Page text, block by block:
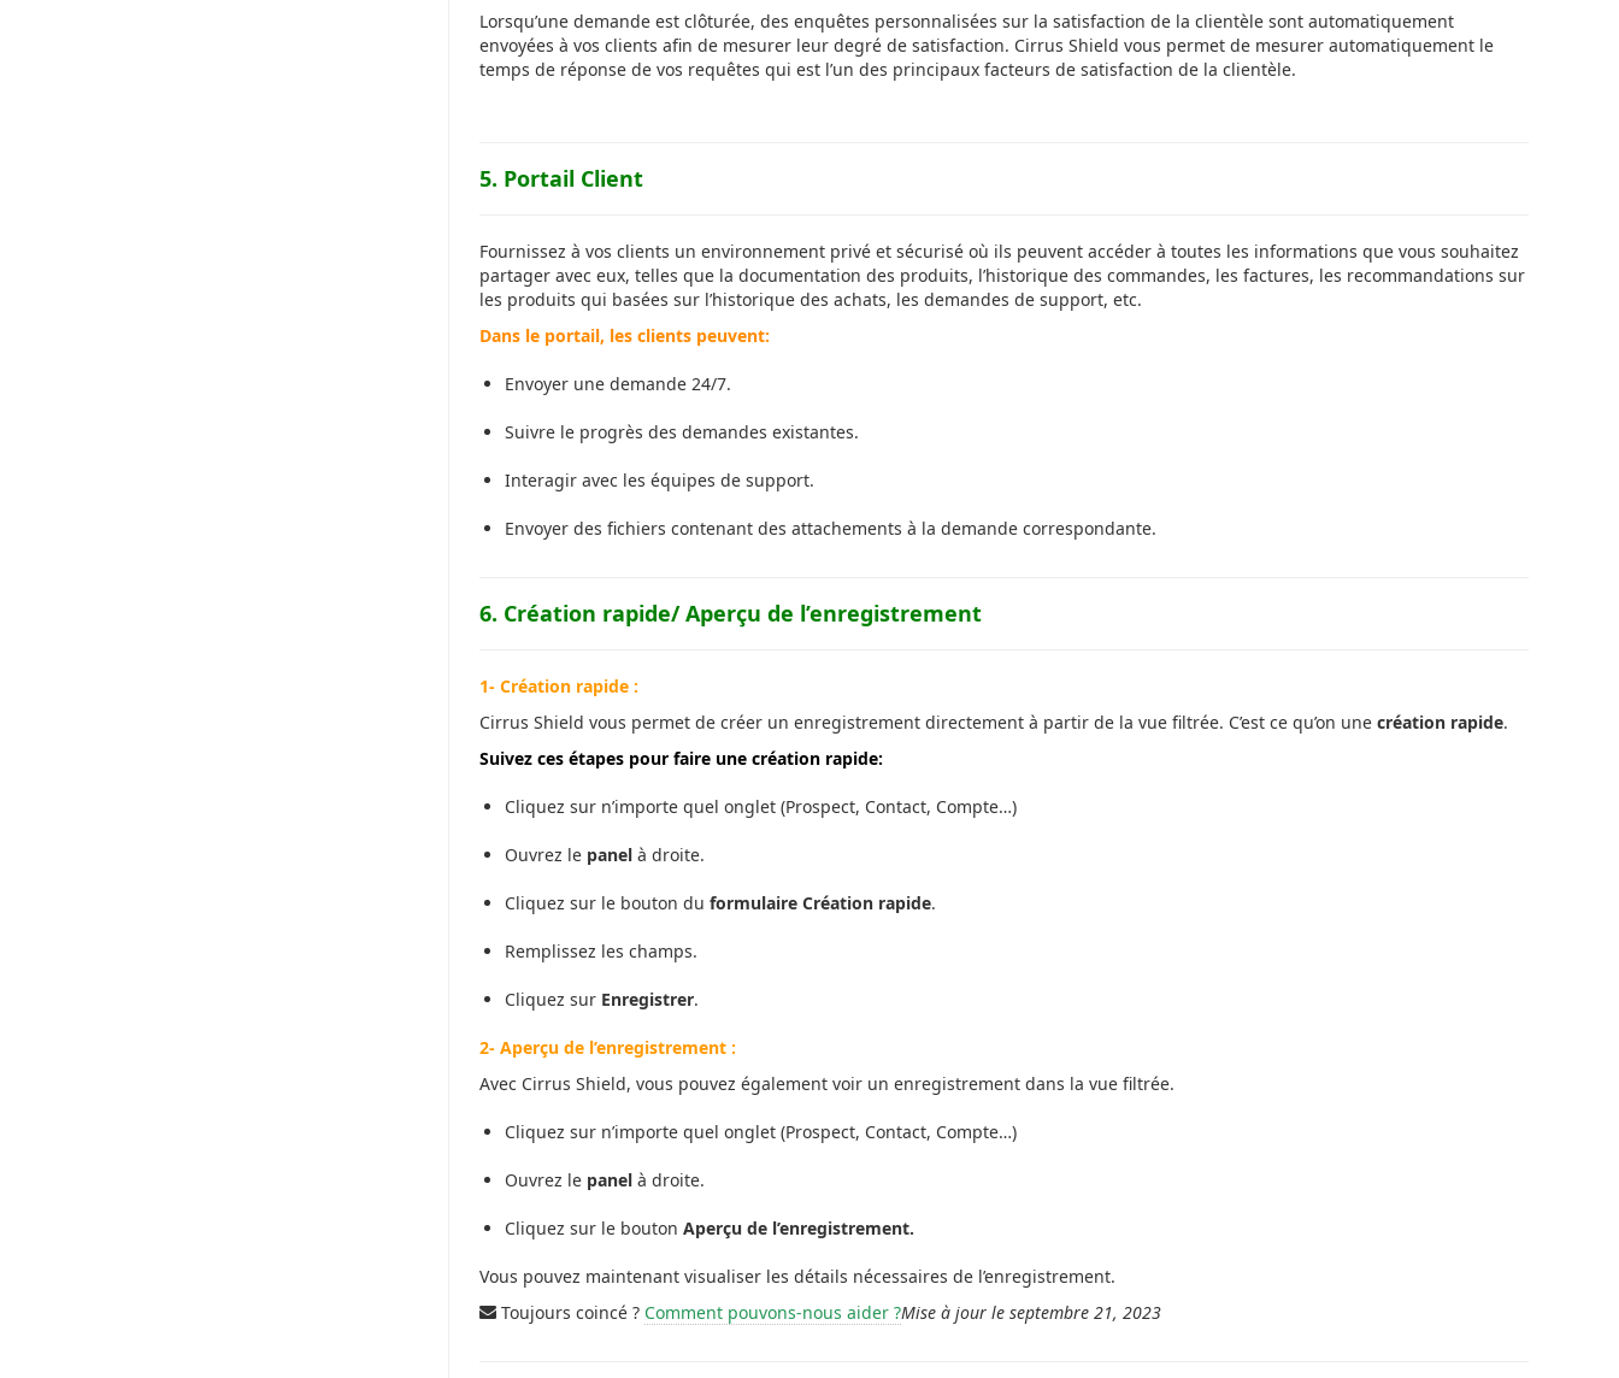
Lorsqu’une demande est clôturée, des enquêtes personnalisées sur la satisfaction de la clientèle sont automatiquement
envoyées à vos clients afin de mesurer leur degré de satisfaction. Cirrus Shield vous permet de mesurer automatiquement le
temps de réponse de vos requêtes qui est l’un des principaux facteurs de satisfaction de la clientèle.
5. Portail Client
Fournissez à vos clients un environnement privé et sécurisé où ils peuvent accéder à toutes les informations que vous souhaitez
partager avec eux, telles que la documentation des produits, l’historique des commandes, les factures, les recommandations sur
les produits qui basées sur l’historique des achats, les demandes de support, etc.
Dans le portail, les clients peuvent:
Envoyer une demande 24/7.
Suivre le progrès des demandes existantes.
Interagir avec les équipes de support.
Envoyer des fichiers contenant des attachements à la demande correspondante.
6. Création rapide/ Aperçu de l’enregistrement
1- Création rapide :
Cirrus Shield vous permet de créer un enregistrement directement à partir de la vue filtrée. C’est ce qu’on une création rapide.
Suivez ces étapes pour faire une création rapide:
Cliquez sur n’importe quel onglet (Prospect, Contact, Compte…)
Ouvrez le panel à droite.
Cliquez sur le bouton du formulaire Création rapide.
Remplissez les champs.
Cliquez sur Enregistrer.
2- Aperçu de l’enregistrement :
Avec Cirrus Shield, vous pouvez également voir un enregistrement dans la vue filtrée.
Cliquez sur n’importe quel onglet (Prospect, Contact, Compte…)
Ouvrez le panel à droite.
Cliquez sur le bouton Aperçu de l’enregistrement.
Vous pouvez maintenant visualiser les détails nécessaires de l’enregistrement.
Toujours coincé ? Comment pouvons-nous aider ?Mise à jour le septembre 21, 2023